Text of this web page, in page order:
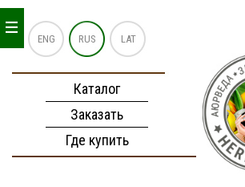
ENG RUS LAT
Каталог
Заказать
Где купить
_
_
_